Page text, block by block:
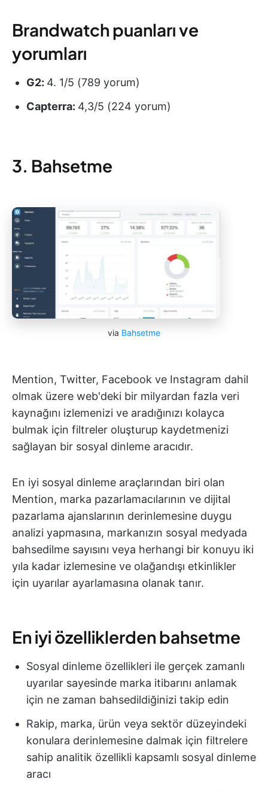
Brandwatch puanları ve
yorumları
G2: 4. 1/5 (789 yorum)
Capterra: 4,3/5 (224 yorum)
3. Bahsetme
via Bahsetme
Mention, Twitter, Facebook ve Instagram dahil
olmak üzere web'deki bir milyardan fazla veri
kaynağını izlemenizi ve aradığınızı kolayca
bulmak için filtreler oluşturup kaydetmenizi
sağlayan bir sosyal dinleme aracıdır.
En iyi sosyal dinleme araçlarından biri olan
Mention, marka pazarlamacılarının ve dijital
pazarlama ajanslarının derinlemesine duygu
analizi yapmasına, markanızın sosyal medyada
bahsedilme sayısını veya herhangi bir konuyu iki
yıla kadar izlemesine ve olağandışı etkinlikler
için uyarılar ayarlamasına olanak tanır.
En iyi özelliklerden bahsetme
Sosyal dinleme özellikleri ile gerçek zamanlı
uyarılar sayesinde marka itibarını anlamak
için ne zaman bahsedildiğinizi takip edin
Rakip, marka, ürün veya sektör düzeyindeki
konulara derinlemesine dalmak için filtrelere
sahip analitik özellikli kapsamlı sosyal dinleme
aracı